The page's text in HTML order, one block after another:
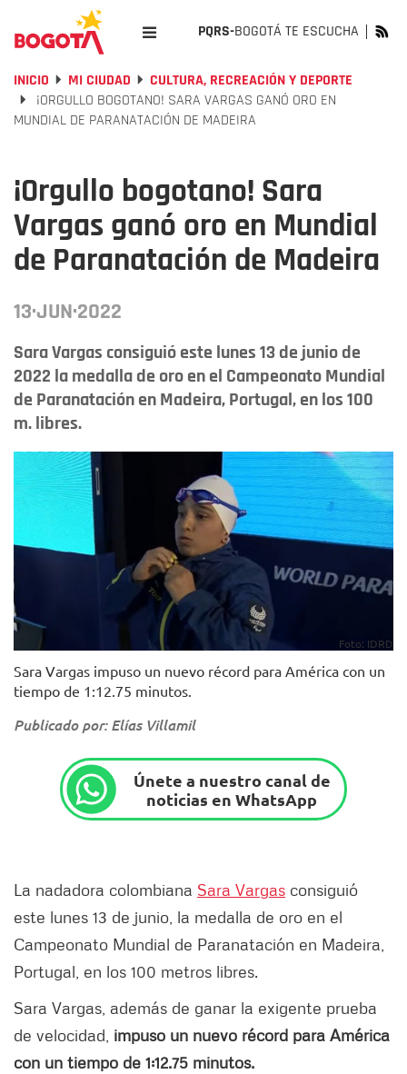
PQRS-BOGOTÁ TE ESCUCHA
INICIO MI CIUDAD
CULTURA, RECREACIÓN Y DEPORTE
¡ORGULLO BOGOTANO! SARA VARGAS GANÓ ORO EN
MUNDIAL DE PARANATACIÓN DE MADEIRA
¡Orgullo bogotano! Sara
Vargas ganó oro en Mundial
de Paranatación de Madeira
13·JUN·2022
Sara Vargas consiguió este lunes 13 de junio de
2022 la medalla de oro en el Campeonato Mundial
de Paranatación en Madeira, Portugal, en los 100
m. libres.
Foto: IDRD
Sara Vargas impuso un nuevo récord para América con un
tiempo de 1:12.75 minutos.
Publicado por: Elías Villamil
Únete a nuestro canal de
noticias en WhatsApp
La nadadora colombiana Sara Vargas consiguió
este lunes 13 de junio, la medalla de oro en el
Campeonato Mundial de Paranatación en Madeira,
Portugal, en los 100 metros libres.
Sara Vargas, además de ganar la exigente prueba
de velocidad, impuso un nuevo récord para América
con un tiempo de 1:12.75 minutos.